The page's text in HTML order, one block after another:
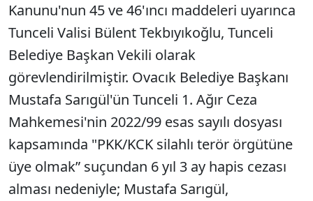
Kanunu'nun 45 ve 46'ıncı maddeleri uyarınca
Tunceli Valisi Bülent Tekbıyıkoğlu, Tunceli
Belediye Başkan Vekili olarak
görevlendirilmiştir. Ovacık Belediye Başkanı
Mustafa Sarıgül'ün Tunceli 1. Ağır Ceza
Mahkemesi'nin 2022/99 esas sayılı dosyası
kapsamında "PKK/KCK silahlı terör örgütüne
üye olmak” suçundan 6 yıl 3 ay hapis cezası
alması nedeniyle; Mustafa Sarıgül,